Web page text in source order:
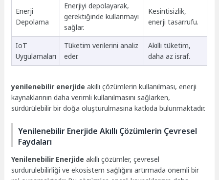
Enerji
Depolama
Enerjiyi depolayarak,
gerektiğinde kullanmayı
sağlar.
Kesintisizlik,
enerji tasarrufu.
IoT
Uygulamaları
Tüketim verilerini analiz
eder.
Akıllı tüketim,
daha az israf.
yenilenebilir enerjide akıllı çözümlerin kullanılması, enerji
kaynaklarının daha verimli kullanılmasını sağlarken,
sürdürülebilir bir doğa oluşturulmasına katkıda bulunmaktadır.
Yenilenebilir Enerjide Akıllı Çözümlerin Çevresel
Faydaları
Yenilenebilir Enerjide akıllı çözümler, çevresel
sürdürülebilirliği ve ekosistem sağlığını artırmada önemli bir